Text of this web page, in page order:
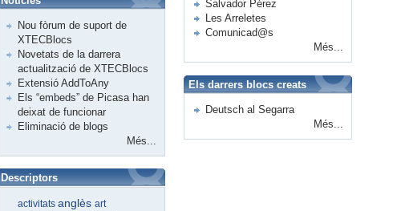
Nou fòrum de suport de
XTECBlocs
Novetats de la darrera
actualització de XTECBlocs
Extensió AddToAny
Els “embeds” de Picasa han
deixat de funcionar
Eliminació de blogs
Més...
Descriptors
activitatsanglèsart
Salvador Pérez
Les Arreletes
Comunicad@s
Més...
Els darrers blocs creats
Deutsch al Segarra
Més...